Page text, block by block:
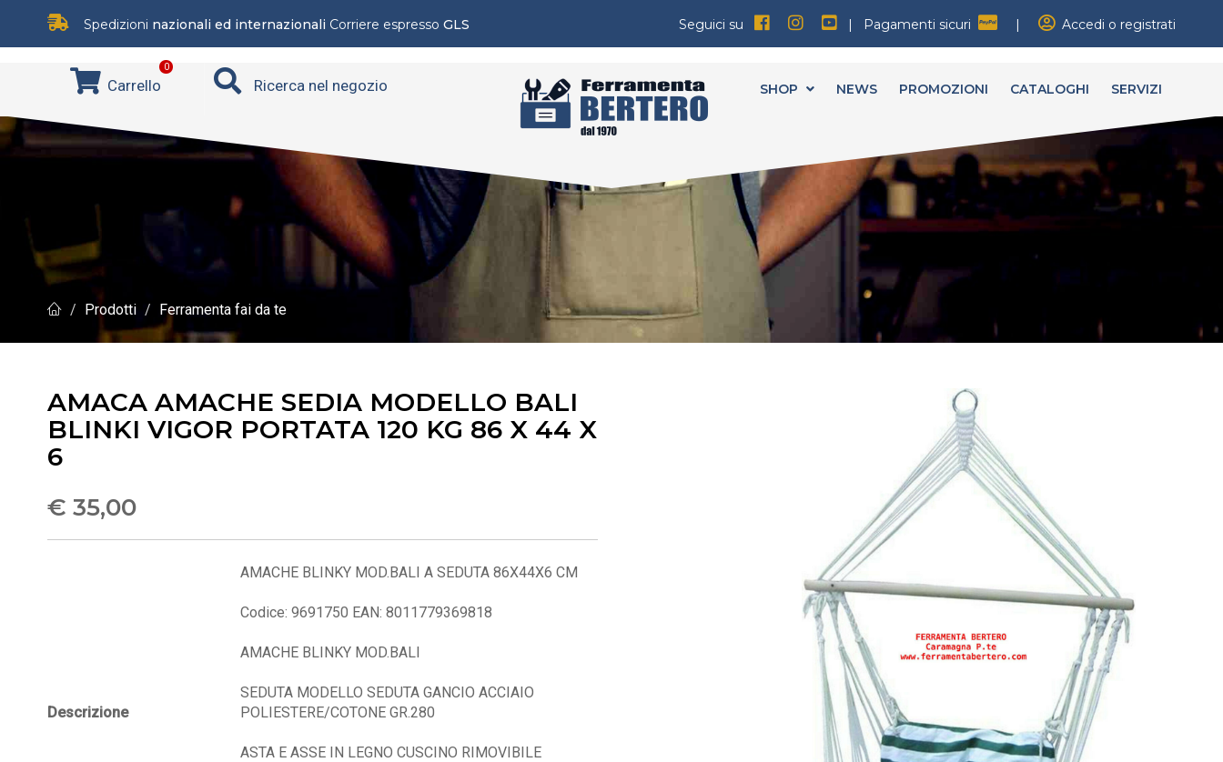
Spedizioni nazionali ed internazionali Corriere espresso GLS Seguici su | Pagamenti sicuri | Accedi o registrati
0
Carrello Ricerca nel negozio SHOP NEWS PROMOZIONI CATALOGHI SERVIZI
Prodotti Ferramenta fai da te
AMACA AMACHE SEDIA MODELLO BALI
BLINKI VIGOR PORTATA 120 KG 86 X 44 X
6
€ 35,00
Descrizione
AMACHE BLINKY MOD.BALI A SEDUTA 86X44X6 CM
Codice: 9691750 EAN: 8011779369818
AMACHE BLINKY MOD.BALI
SEDUTA MODELLO SEDUTA GANCIO ACCIAIO
POLIESTERE/COTONE GR.280
ASTA E ASSE IN LEGNO CUSCINO RIMOVIBILE